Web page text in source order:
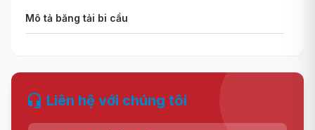
Mô tả băng tải bi cầu
Liên hệ với chúng tôi